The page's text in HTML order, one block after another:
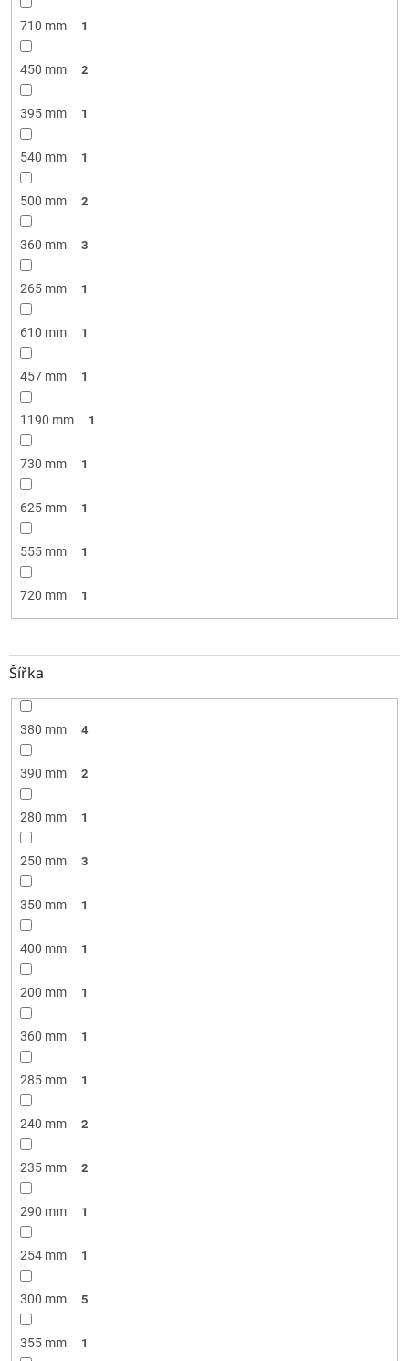
710 mm 1
450 mm 2
395 mm 1
540 mm 1
500 mm 2
360 mm 3
265 mm 1
610 mm 1
457 mm 1
1190 mm 1
730 mm 1
625 mm 1
555 mm 1
720 mm 1
Šířka
380 mm 4
390 mm 2
280 mm 1
250 mm 3
350 mm 1
400 mm 1
200 mm 1
360 mm 1
285 mm 1
240 mm 2
235 mm 2
290 mm 1
254 mm 1
300 mm 5
355 mm 1